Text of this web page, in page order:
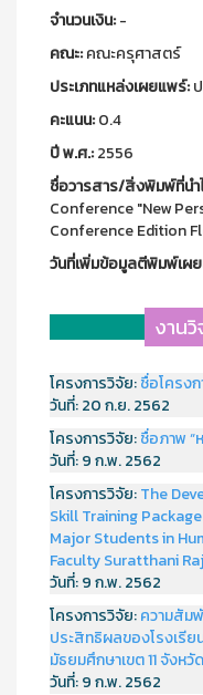
จำนวนเงิน:-
คณะ:คณะครุศาสตร์
ประเภทแหล่งเผยแพร์:
คะแนน:0.4
ปี พ.ศ.:2556
ชื่อวารสาร/สิ่งพิมพ์ที่น
Conference "New
Conference Edition
วันที่เพิ่มข้อมูลตีพิมพ์เผ
งาน
โครงการวิจัย:ชื่อโครง
วันที่:20 ก.ย. 2562
โครงการวิจัย:ชื่อภาพ “
วันที่:9 ก.พ. 2562
โครงการวิจัย:The
Skill Training
Major Students in
Faculty Suratthani
วันที่:9 ก.พ. 2562
โครงการวิจัย:ความสัม
ประสิทธิผลของโรงเรี
มัธยมศึกษาเขต 11 จังห
วันที่:9 ก.พ. 2562